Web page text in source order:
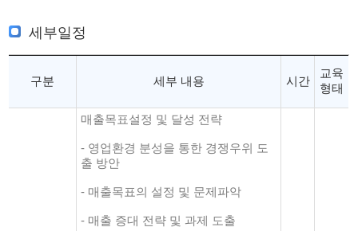
세부일정
구분 세부 내용 시간
교육
형태
매출목표설정 및 달성 전략
- 영업환경 분성을 통한 경쟁우위 도
출 방안
- 매출목표의 설정 및 문제파악
- 매출 증대 전략 및 과제 도출